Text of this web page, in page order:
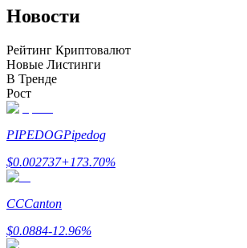
Присоединяйтесь к лучшим трейдерам
Станьте копи-трейдером
Новости
Рейтинг Криптовалют
Новые Листинги
В Тренде
Рост
PIPEDOGPipedog
$0.002737+173.70%
CCCanton
$0.0884-12.96%